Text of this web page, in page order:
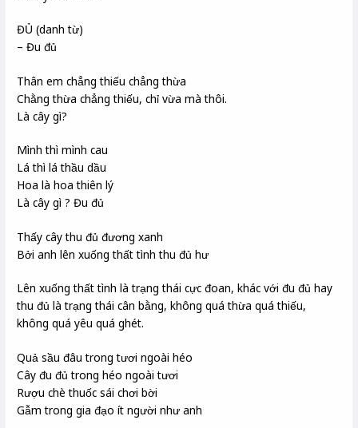
ĐỦ (danh từ)
– Đu đủ
Thân em chẳng thiếu chẳng thừa
Chằng thừa chẳng thiếu, chỉ vừa mà thôi.
Là cây gì?
Mình thì mình cau
Lá thì lá thầu dầu
Hoa là hoa thiên lý
Là cây gì ? Đu đủ
Thấy cây thu đủ đương xanh
Bởi anh lên xuống thất tình thu đủ hư
Lên xuống thất tình là trạng thái cực đoan, khác với đu đủ hay
thu đủ là trạng thái cân bằng, không quá thừa quá thiếu,
không quá yêu quá ghét.
Quả sầu đâu trong tươi ngoài héo
Cây đu đủ trong héo ngoài tươi
Rượu chè thuốc sái chơi bời
Gẫm trong gia đạo ít người như anh